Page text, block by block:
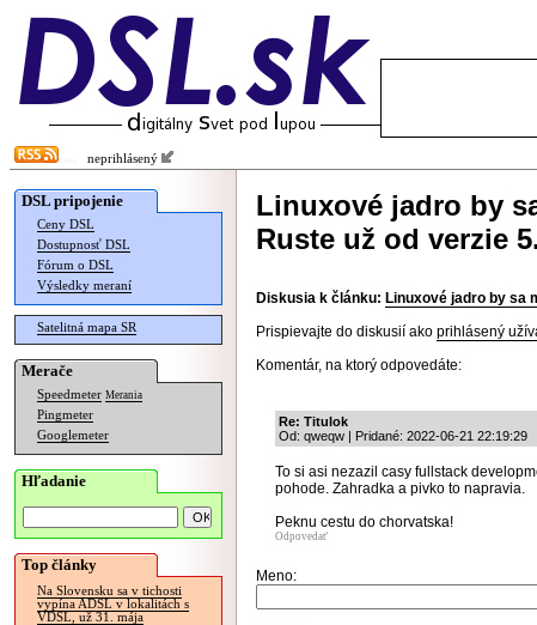
neprihlásený
DSL pripojenie
Ceny DSL
Dostupnosť DSL
Fórum o DSL
Výsledky meraní
Satelitná mapa SR
Merače
Speedmeter Merania
Pingmeter
Googlemeter
Hľadanie
Top články
Na Slovensku sa v tichosti
vypína ADSL v lokalitách s
VDSL, už 31. mája
Linuxové jadro by
Ruste už od verzie
Diskusia k článku: Linuxové jadro by sa
Prispievajte do diskusií ako prihlásený
Komentár, na ktorý odpovedáte:
Re: Titulok
Od: qweqw | Pridané: 2022-06-21 22:19:29
To si asi nezazil casy fullstack
pohode. Zahradka a pivko to napravia.
Peknu cestu do chorvatska!
Odpovedať
Meno: